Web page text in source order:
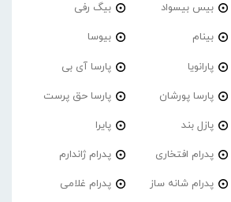
بیس بیسواد بیگ رفی
بینام بیوسا
پارانویا پارسا آی بی
پارسا پورشان پارسا حق پرست
پازل بند پایرا
پدرام افتخاری پدرام ژاندارم
پدرام شانه ساز پدرام غلامی